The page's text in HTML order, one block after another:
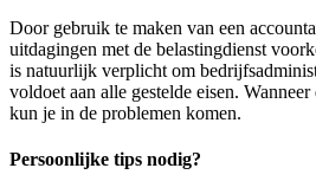
Door gebruik te maken van een
uitdagingen met de belastingdienst
is natuurlijk verplicht om
voldoet aan alle gestelde eisen.
kun je in de problemen komen.
Persoonlijke tips nodig?